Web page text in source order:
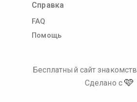
Справка
FAQ
Помощь
Бесплатный сайт знакомств
Сделано с 🩷